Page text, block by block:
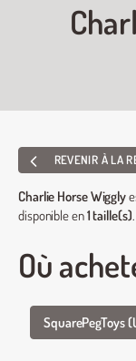
REVENIR À LA
Charlie Horse Wiggly
disponible en1 taille(s).
Où
SquarePegToys